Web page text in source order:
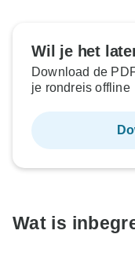
Wil je het
Download de
je rondreis offline
Wat is